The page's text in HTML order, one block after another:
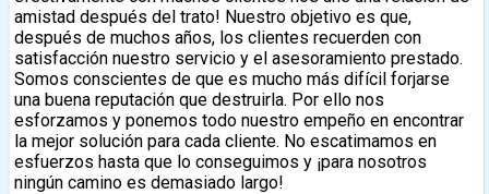
amistad después del trato! Nuestro objetivo es que,
después de muchos años, los clientes recuerden con
satisfacción nuestro servicio y el asesoramiento prestado.
Somos conscientes de que es mucho más difícil forjarse
una buena reputación que destruirla. Por ello nos
esforzamos y ponemos todo nuestro empeño en encontrar
la mejor solución para cada cliente. No escatimamos en
esfuerzos hasta que lo conseguimos y ¡para nosotros
ningún camino es demasiado largo!